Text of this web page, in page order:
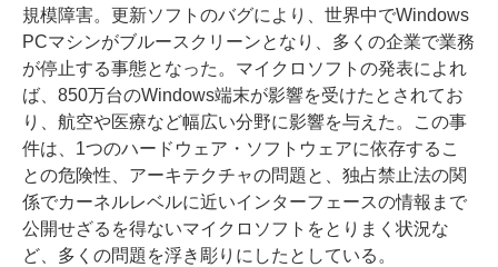
規模障害。更新ソフトのバグにより、世界中でWindows
PCマシンがブルースクリーンとなり、多くの企業で業務
が停止する事態となった。マイクロソフトの発表によれ
ば、850万台のWindows端末が影響を受けたとされてお
り、航空や医療など幅広い分野に影響を与えた。この事
件は、1つのハードウェア・ソフトウェアに依存するこ
との危険性、アーキテクチャの問題と、独占禁止法の関
係でカーネルレベルに近いインターフェースの情報まで
公開せざるを得ないマイクロソフトをとりまく状況な
ど、多くの問題を浮き彫りにしたとしている。